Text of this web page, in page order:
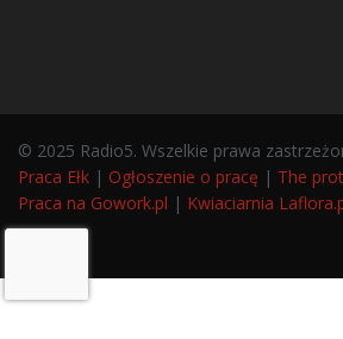
© 2025 Radio5. Wszelkie prawa
Praca Ełk | Ogłoszenie o pracę | The
Praca na Gowork.pl | Kwiaciarnia